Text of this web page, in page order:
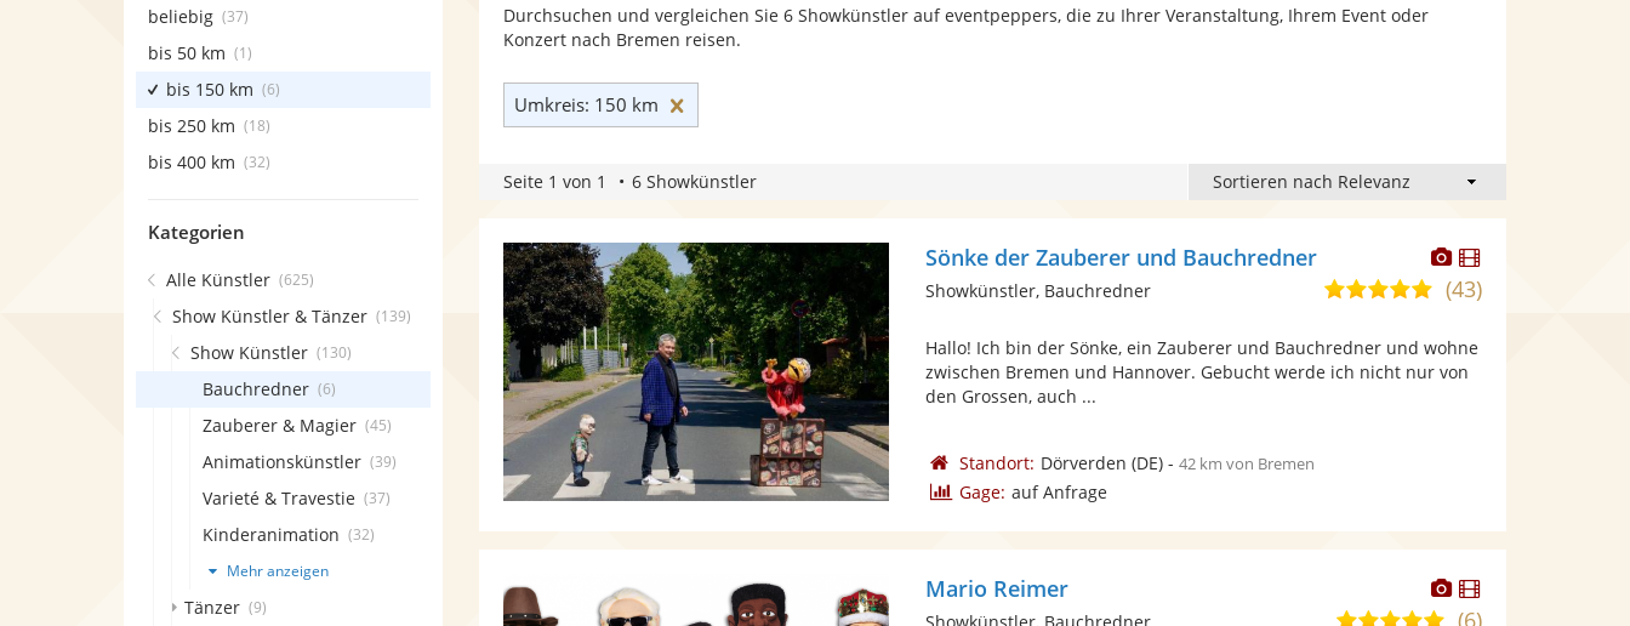
Durchsuchen und vergleichen Sie 6 Showkünstler auf eventpeppers, die zu Ihrer Veranstaltung, Ihrem Event oder
Konzert nach Bremen reisen.
Umkreis: 150 km
Seite 1 von 1 6 Showkünstler
Dieser
Künstler
stellt
bereit.
Dieser
Künstler
Sönke der Zauberer und Bauchredner
4,9
5
Sternen
(43)
Showkünstler, Bauchredner
Hallo! Ich bin der Sönke, ein Zauberer und Bauchredner und wohne
zwischen Bremen und Hannover. Gebucht werde ich nicht nur von
den Grossen, auch ...
Standort: Dörverden (DE)- 42 km von Bremen
Gage: auf Anfrage
Dieser
Künstler
Dieser
Künstler
Mario Reimer
5,0(6)
beliebig (37)
bis 50 km (1)
bis 150 km (6)
bis 250 km (18)
bis 400 km (32)
Kategorien
Alle Künstler (625)
Show Künstler & Tänzer (139)
Show Künstler (130)
Bauchredner (6)
Zauberer & Magier (45)
Animationskünstler (39)
Varieté & Travestie (37)
Kinderanimation (32)
Mehr anzeigen
Tänzer (9)